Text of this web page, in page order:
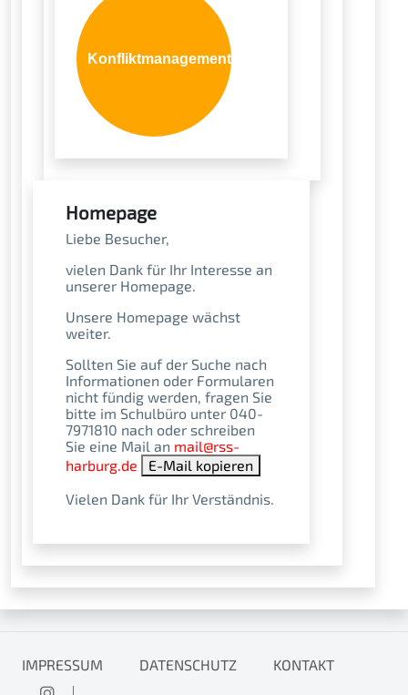
Konfliktmanagement
Homepage
Liebe Besucher,
vielen Dank für Ihr Interesse an
unserer Homepage.
Unsere Homepage wächst
weiter.
Sollten Sie auf der Suche nach
Informationen oder Formularen
nicht fündig werden, fragen Sie
bitte im Schulbüro unter 040-
7971810 nach oder schreiben
Sie eine Mail an mail​@​rss-
harburg.de
E-Mail kopieren
Vielen Dank für Ihr Verständnis.
IMPRESSUM DATENSCHUTZ KONTAKT